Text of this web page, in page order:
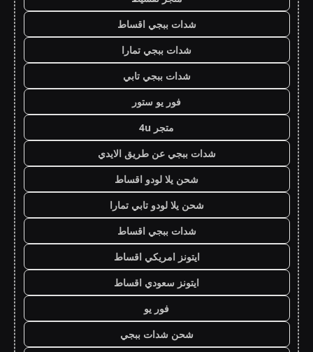
شدات ببجي اقساط
شدات ببجي تمارا
شدات ببجي تابي
فور يو ستور
متجر 4u
شدات ببجي عن طريق الايدي
شحن يلا لودو اقساط
شحن يلا لودو تابي تمارا
شدات ببجي اقساط
ايتونز امريكي اقساط
ايتونز سعودي اقساط
فور يو
شحن شدات ببجي